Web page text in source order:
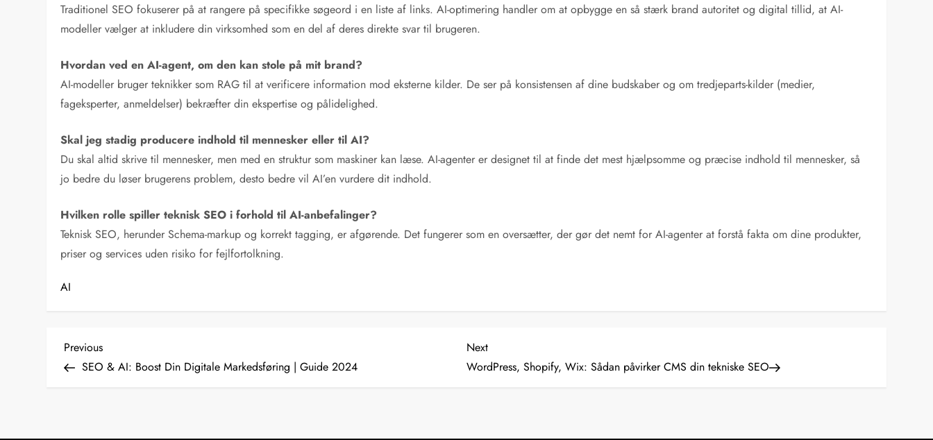
Traditionel SEO fokuserer på at rangere på specifikke søgeord i en liste af links. AI-optimering handler om at opbygge en så stærk brand autoritet og digital tillid, at AI-
modeller vælger at inkludere din virksomhed som en del af deres direkte svar til brugeren.
Hvordan ved en AI-agent, om den kan stole på mit brand?
AI-modeller bruger teknikker som RAG til at verificere information mod eksterne kilder. De ser på konsistensen af dine budskaber og om tredjeparts-kilder (medier,
fageksperter, anmeldelser) bekræfter din ekspertise og pålidelighed.
Skal jeg stadig producere indhold til mennesker eller til AI?
Du skal altid skrive til mennesker, men med en struktur som maskiner kan læse. AI-agenter er designet til at finde det mest hjælpsomme og præcise indhold til mennesker, så
jo bedre du løser brugerens problem, desto bedre vil AI’en vurdere dit indhold.
Hvilken rolle spiller teknisk SEO i forhold til AI-anbefalinger?
Teknisk SEO, herunder Schema-markup og korrekt tagging, er afgørende. Det fungerer som en oversætter, der gør det nemt for AI-agenter at forstå fakta om dine produkter,
priser og services uden risiko for fejlfortolkning.
AI
I
Previous
Post
Previous
SEO & AI: Boost Din Digitale Markedsføring | Guide 2024
Next
Post
Next
WordPress, Shopify, Wix: Sådan påvirker CMS din tekniske SEO